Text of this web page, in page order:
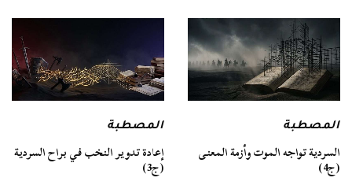
المصطبة
السردية تواجه الموت وأزمة المعنى
(ج4)
المصطبة
إعادة تدوير النخب في براح السردية
(ج3)